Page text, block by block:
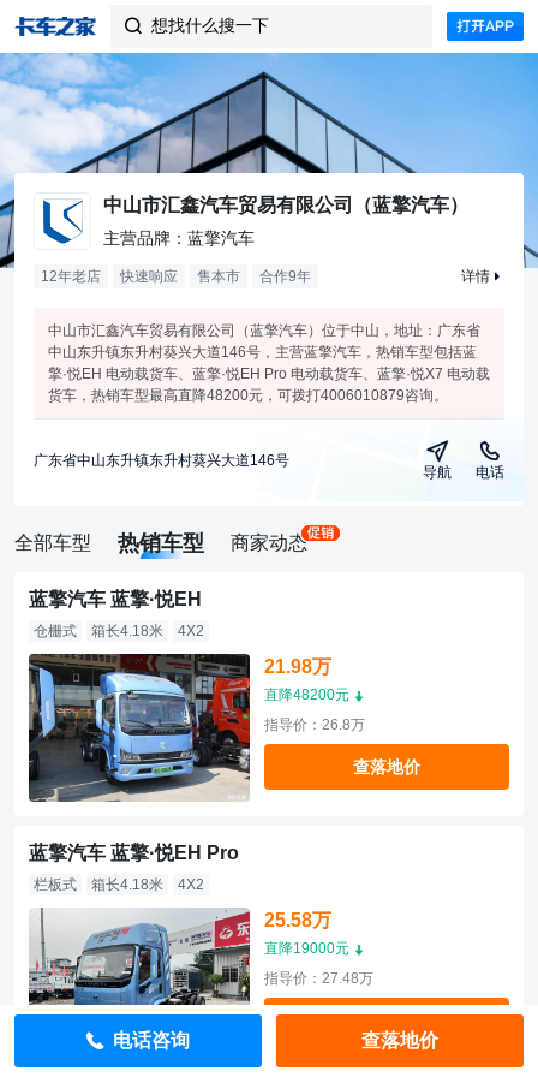
 想找什么搜一下
中山市汇鑫汽车贸易有限公司（蓝擎汽车）
主营品牌：蓝擎汽车
12年老店 快速响应 售本市 合作9年 详情
中山市汇鑫汽车贸易有限公司（蓝擎汽车）位于中山，地址：广东省
中山东升镇东升村葵兴大道146号，主营蓝擎汽车，热销车型包括蓝
擎·悦EH 电动载货车、蓝擎·悦EH Pro 电动载货车、蓝擎·悦X7 电动载
货车，热销车型最高直降48200元，可拨打4006010879咨询。
广东省中山东升镇东升村葵兴大道146号
导航 电话
全部车型 热销车型 商家动态
蓝擎汽车 蓝擎·悦EH
仓栅式 箱长4.18米 4X2
21.98万
直降48200元
指导价：26.8万
查落地价
蓝擎汽车 蓝擎·悦EH Pro
栏板式 箱长4.18米 4X2
25.58万
直降19000元
指导价：27.48万
查落地价
电话咨询 查落地价